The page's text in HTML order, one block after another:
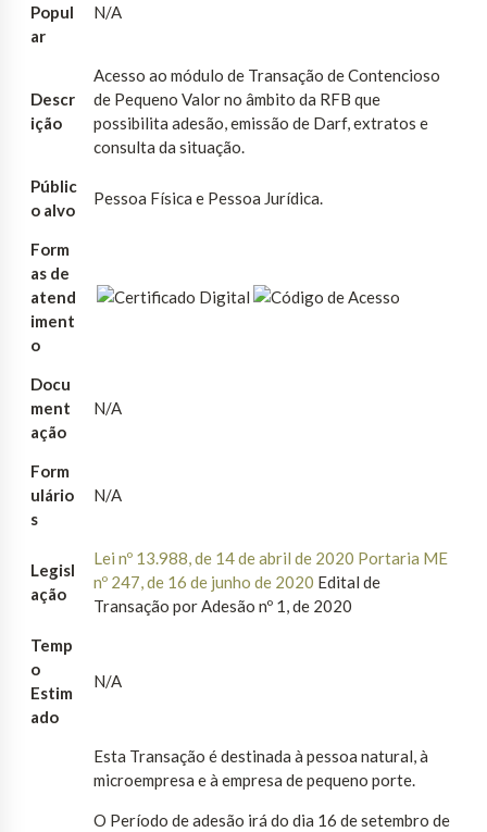
Popul
ar
N/A
Descr
ição
Acesso ao módulo de Transação de Contencioso
de Pequeno Valor no âmbito da RFB que
possibilita adesão, emissão de Darf, extratos e
consulta da situação.
Públic
o alvo
Pessoa Física e Pessoa Jurídica.
Form
as de
atend
iment
o
Docu
ment
ação
N/A
Form
ulário
s
N/A
Legisl
ação
Lei nº 13.988, de 14 de abril de 2020 Portaria ME
nº 247, de 16 de junho de 2020 Edital de
Transação por Adesão nº 1, de 2020
Temp
o
Estim
ado
N/A
Esta Transação é destinada à pessoa natural, à
microempresa e à empresa de pequeno porte.
O Período de adesão irá do dia 16 de setembro de